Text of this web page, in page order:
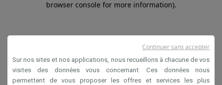
browser console for more information).
Sur nos sites et nos applications, nous recueillons à chacune de vos
visites des données vous concernant. Ces données nous
permettent de vous proposer les offres et services les plus
Continuer sans accepter